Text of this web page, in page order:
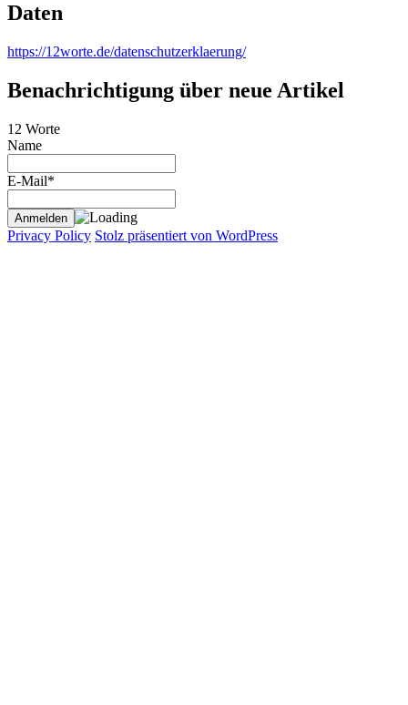
Daten
https://12worte.de/datenschutzerklaerung/
Benachrichtigung über neue Artikel
12 Worte
Name
E-Mail*
Privacy Policy Stolz präsentiert von WordPress